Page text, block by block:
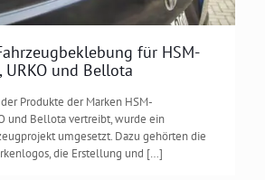
für HSM-
URKO und Bellota
Produkte der Marken HSM-
und Bellota vertreibt, wurde ein
umgesetzt. Dazu gehörten die
die Erstellung und […]